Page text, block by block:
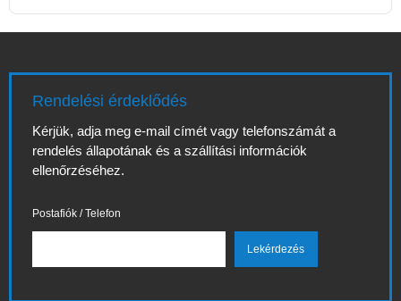
Rendelési érdeklődés
Kérjük, adja meg e-mail címét vagy telefonszámát a
rendelés állapotának és a szállítási információk
ellenőrzéséhez.
Postafiók / Telefon